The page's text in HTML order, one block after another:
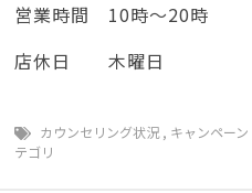
営業時間 10時〜20時
店休日 木曜日
カウンセリング状況 , キャンペーン
テゴリ